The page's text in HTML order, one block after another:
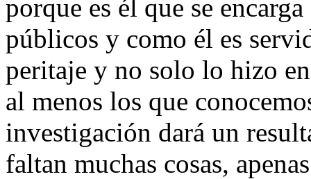
porque es él que se
públicos y como él es
peritaje y no solo lo hizo
al menos los que
investigación dará un
faltan muchas cosas,